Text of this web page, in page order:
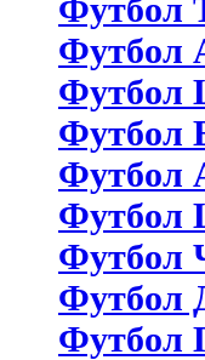
Футбол
Футбол
Футбол
Футбол
Футбол
Футбол
Футбол
Футбол
Футбол